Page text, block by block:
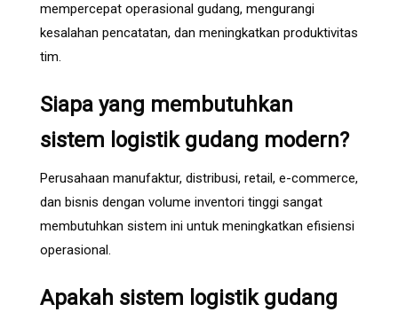
mempercepat operasional gudang, mengurangi
kesalahan pencatatan, dan meningkatkan produktivitas
tim.
Siapa yang membutuhkan
sistem logistik gudang modern?
Perusahaan manufaktur, distribusi, retail, e-commerce,
dan bisnis dengan volume inventori tinggi sangat
membutuhkan sistem ini untuk meningkatkan efisiensi
operasional.
Apakah sistem logistik gudang